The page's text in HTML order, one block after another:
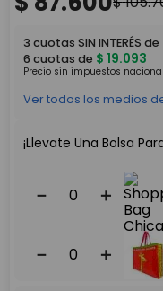
3 cuotas SIN INTERÉS de
6 cuotas de $ 19.093
Precio sin impuestos
Ver todos los medios
¡Llevate Una Bolsa
＋
－
＋
－